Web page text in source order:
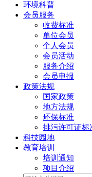
环境科普
会员服务
收费标准
单位会员
个人会员
会员活动
服务介绍
会员申报
政策法规
国家政策
地方法规
环保标准
排污许可证标
科技园地
教育培训
培训通知
项目介绍